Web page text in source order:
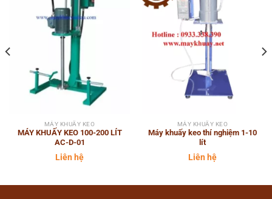
MÁY KHUẤY KEO
MÁY KHUẤY KEO 100-200 LÍT
AC-D-01
Liên hệ
MÁY KHUẤY KEO
Máy khuấy keo thí nghiệm 1-10
lít
Liên hệ